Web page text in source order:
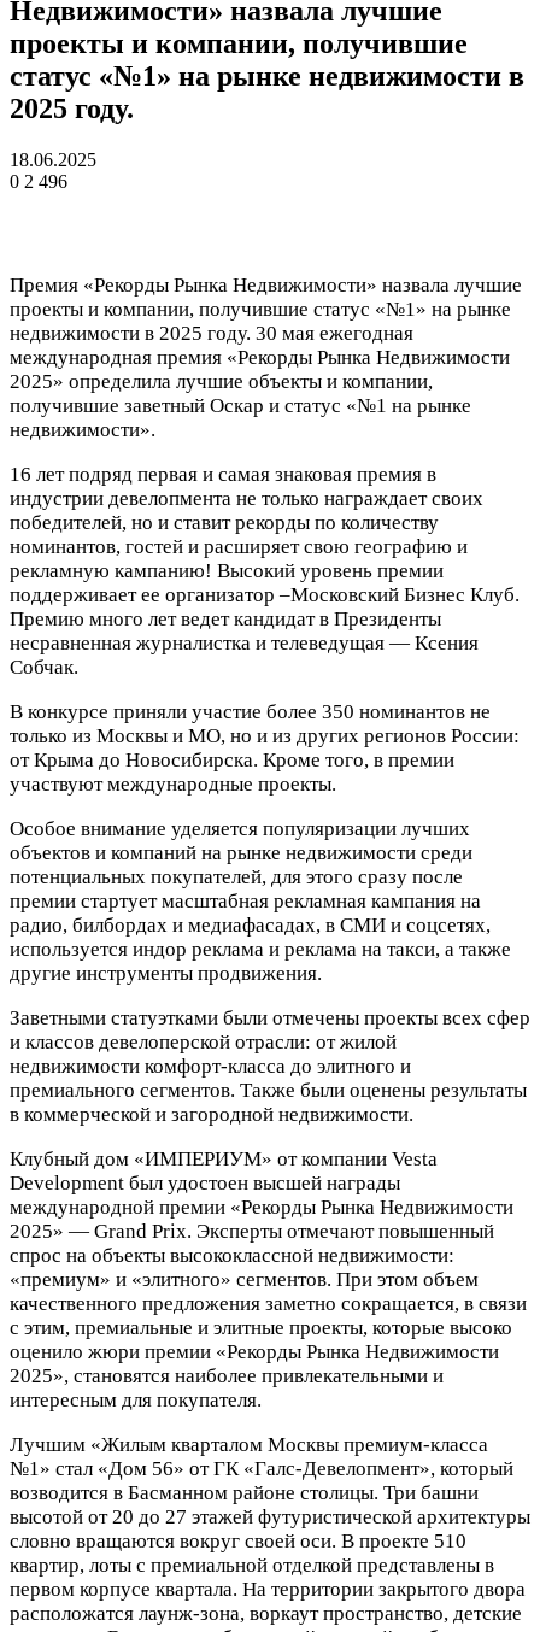
Недвижимости» назвала лучшие
проекты и компании, получившие
статус «№1» на рынке недвижимости в
2025 году.
18.06.2025
0 2 496
Премия «Рекорды Рынка Недвижимости» назвала лучшие
проекты и компании, получившие статус «№1» на рынке
недвижимости в 2025 году. 30 мая ежегодная
международная премия «Рекорды Рынка Недвижимости
2025» определила лучшие объекты и компании,
получившие заветный Оскар и статус «№1 на рынке
недвижимости».
16 лет подряд первая и самая знаковая премия в
индустрии девелопмента не только награждает своих
победителей, но и ставит рекорды по количеству
номинантов, гостей и расширяет свою географию и
рекламную кампанию! Высокий уровень премии
поддерживает ее организатор –Московский Бизнес Клуб.
Премию много лет ведет кандидат в Президенты
несравненная журналистка и телеведущая — Ксения
Собчак.
В конкурсе приняли участие более 350 номинантов не
только из Москвы и МО, но и из других регионов России:
от Крыма до Новосибирска. Кроме того, в премии
участвуют международные проекты.
Особое внимание уделяется популяризации лучших
объектов и компаний на рынке недвижимости среди
потенциальных покупателей, для этого сразу после
премии стартует масштабная рекламная кампания на
радио, билбордах и медиафасадах, в СМИ и соцсетях,
используется индор реклама и реклама на такси, а также
другие инструменты продвижения.
Заветными статуэтками были отмечены проекты всех сфер
и классов девелоперской отрасли: от жилой
недвижимости комфорт-класса до элитного и
премиального сегментов. Также были оценены результаты
в коммерческой и загородной недвижимости.
Клубный дом «ИМПЕРИУМ» от компании Vesta
Development был удостоен высшей награды
международной премии «Рекорды Рынка Недвижимости
2025» — Grand Prix. Эксперты отмечают повышенный
спрос на объекты высококлассной недвижимости:
«премиум» и «элитного» сегментов. При этом объем
качественного предложения заметно сокращается, в связи
с этим, премиальные и элитные проекты, которые высоко
оценило жюри премии «Рекорды Рынка Недвижимости
2025», становятся наиболее привлекательными и
интересным для покупателя.
Лучшим «Жилым кварталом Москвы премиум-класса
№1» стал «Дом 56» от ГК «Галс-Девелопмент», который
возводится в Басманном районе столицы. Три башни
высотой от 20 до 27 этажей футуристической архитектуры
словно вращаются вокруг своей оси. В проекте 510
квартир, лоты с премиальной отделкой представлены в
первом корпусе квартала. На территории закрытого двора
расположатся лаунж-зона, воркаут пространство, детские